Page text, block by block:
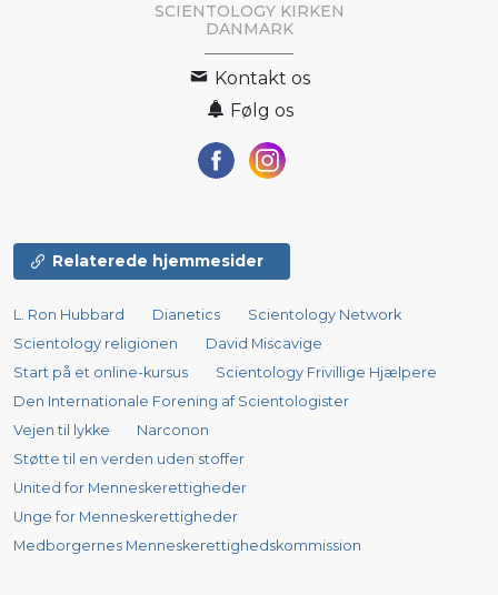
SCIENTOLOGY KIRKEN
DANMARK
Kontakt os
Følg os
Relaterede hjemmesider
L. Ron Hubbard Dianetics
Scientology Network
Scientology religionen
David Miscavige
Start på et online-kursus
Scientology Frivillige Hjælpere
Den Internationale Forening af Scientologister
Vejen til lykke
Narconon
Støtte til en verden uden stoffer
United for Menneskerettigheder
Unge for Menneskerettigheder
Medborgernes Menneskerettigheds­kommission